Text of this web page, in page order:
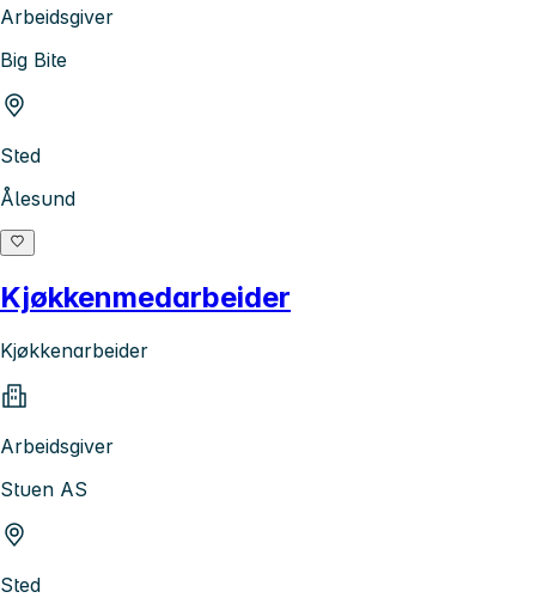
Arbeidsgiver
Big Bite
Sted
Ålesund
Kjøkkenmedarbeider
Kjøkkenarbeider
Arbeidsgiver
Stuen AS
Sted